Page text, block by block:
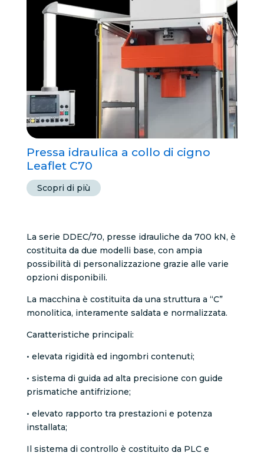
Pressa idraulica a collo di cigno
Leaflet C70
Scopri di più
La serie DDEC/70, presse idrauliche da 700 kN, è
costituita da due modelli base, con ampia
possibilità di personalizzazione grazie alle varie
opzioni disponibili.
La macchina è costituita da una struttura a “C”
monolitica, interamente saldata e normalizzata.
Caratteristiche principali:
• elevata rigidità ed ingombri contenuti;
• sistema di guida ad alta precisione con guide
prismatiche antifrizione;
• elevato rapporto tra prestazioni e potenza
installata;
Il sistema di controllo è costituito da PLC e